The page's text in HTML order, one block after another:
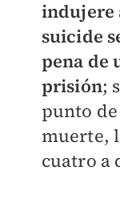
indujere
suicide
pena de
prisión;
punto
muerte,
cuatro a